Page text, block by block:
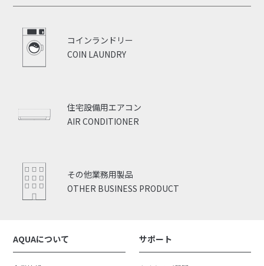
COIN LAUNDRY
コインランドリー
AIR CONDITIONER
住宅設備用エアコン
OTHER BUSINESS PRODUCT
その他業務用製品
AQUAについて サポート